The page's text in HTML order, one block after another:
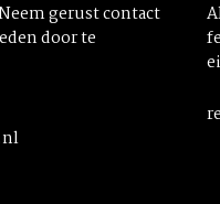
gerust contact
door te